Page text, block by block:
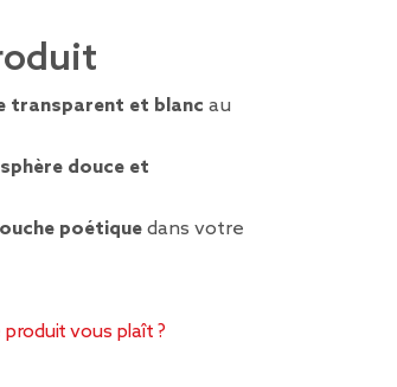
transparent et blanc au
douce et
poétique dans votre
produit vous plaît ?